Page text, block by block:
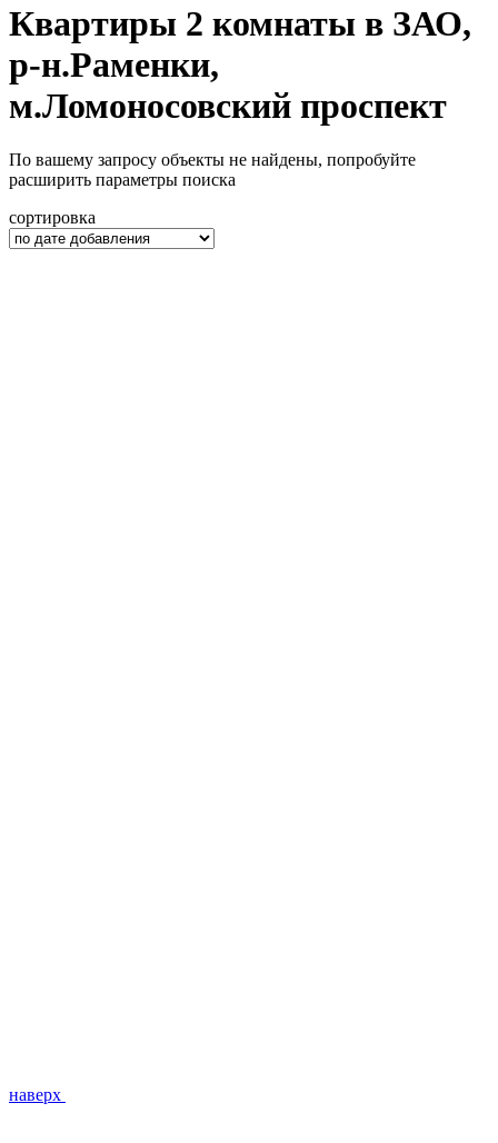
Квартиры 2 комнаты в ЗАО,
р-н.Раменки,
м.Ломоносовский проспект
По вашему запросу объекты не найдены, попробуйте
расширить параметры поиска
сортировка
наверх